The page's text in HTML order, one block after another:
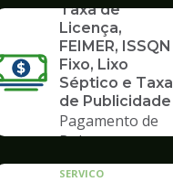
Taxa de
Licença,
FEIMER, ISSQN
Fixo, Lixo
Séptico e Taxa
de Publicidade
Pagamento de
Boleto
SERVICO